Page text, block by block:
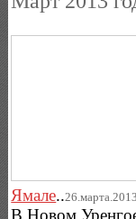
Ямале..
В Новом